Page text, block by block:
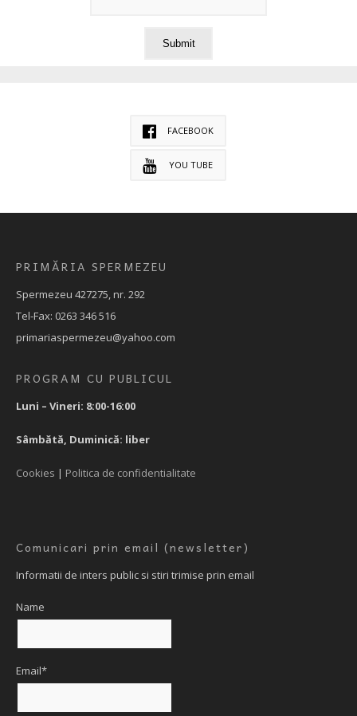
FACEBOOK
YOU TUBE
PRIMĂRIA SPERMEZEU
Spermezeu 427275, nr. 292
Tel-Fax: 0263 346 516
primariaspermezeu@yahoo.com
PROGRAM CU PUBLICUL
Luni – Vineri: 8:00-16:00
Sâmbătă, Duminică: liber
Cookies | Politica de confidentialitate
Comunicari prin email (newsletter)
Informatii de inters public si stiri trimise prin email
Name
Email*